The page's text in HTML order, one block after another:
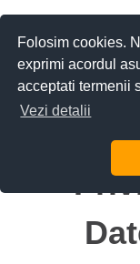
Folosim cookies.
exprimi acordul
acceptati termenii
Vezi detalii